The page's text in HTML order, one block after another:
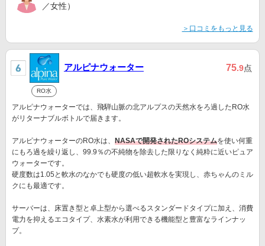
／女性）
＞口コミをもっと見る
アルピナウォーター 75.9点
RO水
アルピナウォーターでは、飛騨山脈の北アルプスの天然水をろ過したRO水
がリターナブルボトルで届きます。
アルピナウォーターのRO水は、 NASAで開発されたROシステムを使い何重
にもろ過を繰り返し、99.9％の不純物を除去した限りなく純粋に近いピュア
ウォーターです。
硬度数は1.05と軟水のなかでも硬度の低い超軟水を実現し、赤ちゃんのミル
クにも最適です。
サーバーは、床置き型と卓上型から選べるスタンダードタイプに加え、消費
電力を抑えるエコタイプ、水素水が利用できる機能型と豊富なラインナッ
プ。